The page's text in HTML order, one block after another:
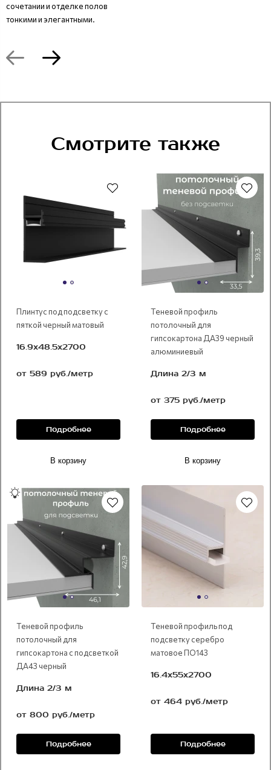
сочетании и отделке полов
тонкими и элегантными.
Смотрите также
Плинтус под подсветку с
пяткой черный матовый
16.9х48.5х2700
от 589 руб./метр
Подробнее
В корзину
Теневой профиль
потолочный для
гипсокартона ДА39 черный
алюминиевый
Длина 2/3 м
от 375 руб./метр
Подробнее
В корзину
Теневой профиль
потолочный для
гипсокартона с подсветкой
ДА43 черный
Длина 2/3 м
от 800 руб./метр
Подробнее
Теневой профиль под
подсветку серебро
матовое ПО143
16.4х55х2700
от 464 руб./метр
Подробнее